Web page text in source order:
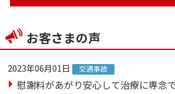
お客さまの声
2023年06月01日 交通事故
慰謝料があがり安心して治療に専念